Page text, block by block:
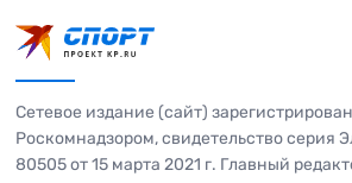
Сетевое издание (сайт)
Роскомнадзором, свидетельство серия
80505 от 15 марта 2021 г. Главный